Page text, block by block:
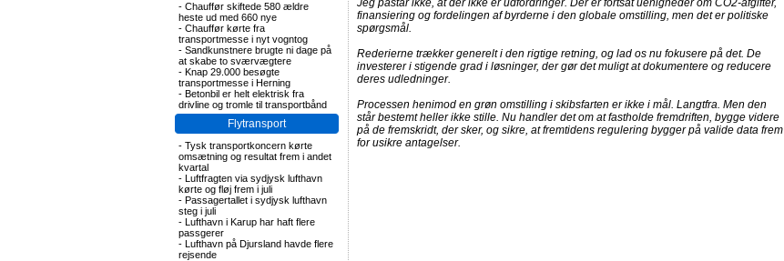
- Chauffør skiftede 580 ældre
heste ud med 660 nye
- Chauffør kørte fra
transportmesse i nyt vogntog
- Sandkunstnere brugte ni dage på
at skabe to sværvægtere
- Knap 29.000 besøgte
transportmesse i Herning
- Betonbil er helt elektrisk fra
drivline og tromle til transportbånd
Flytransport
- Tysk transportkoncern kørte
omsætning og resultat frem i andet
kvartal
- Luftfragten via sydjysk lufthavn
kørte og fløj frem i juli
- Passagertallet i sydjysk lufthavn
steg i juli
- Lufthavn i Karup har haft flere
passgerer
- Lufthavn på Djursland havde flere
rejsende
Jeg påstår ikke, at der ikke er udfordringer. Der er fortsat uenigheder om CO2-afgifter,
finansiering og fordelingen af byrderne i den globale omstilling, men det er politiske
spørgsmål.
Rederierne trækker generelt i den rigtige retning, og lad os nu fokusere på det. De
investerer i stigende grad i løsninger, der gør det muligt at dokumentere og reducere
deres udledninger.
Processen henimod en grøn omstilling i skibsfarten er ikke i mål. Langtfra. Men den
står bestemt heller ikke stille. Nu handler det om at fastholde fremdriften, bygge videre
på de fremskridt, der sker, og sikre, at fremtidens regulering bygger på valide data frem
for usikre antagelser.